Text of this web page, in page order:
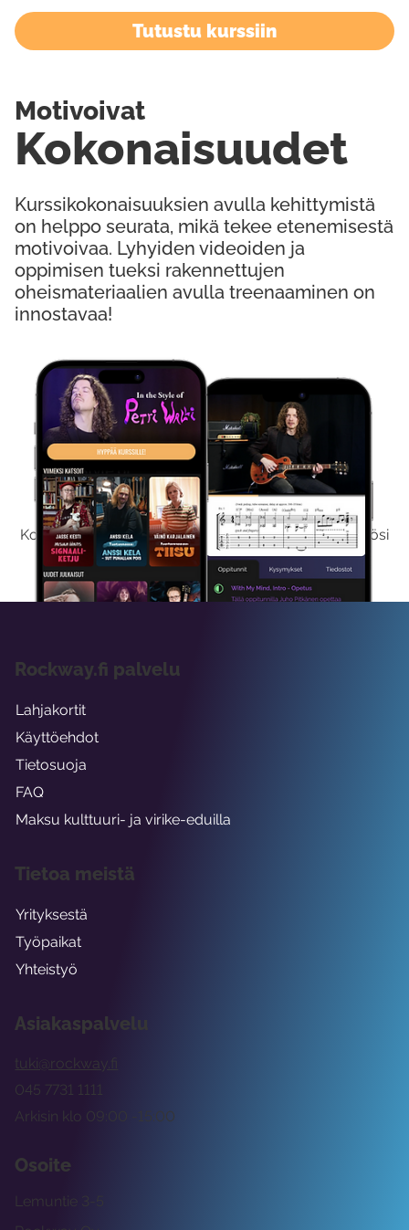
Kokeile Ilmaiseksi
Kokeilemalla ilmaiseksi saat koko sisältömme käyttöösi
viikon ajaksi.
Tutustu kurssiin
Kurssikokonaisuuksien avulla kehittymistä
on helppo seurata, mikä tekee etenemisestä
motivoivaa. Lyhyiden videoiden ja
oppimisen tueksi rakennettujen
oheismateriaalien avulla treenaaminen on
innostavaa!
Kokonaisuudet
Motivoivat
Asiakaspalvelu
tuki@rockway.fi
Arkisin klo 09:00 -15:00
045 7731 1111
Osoite
Lemuntie 3-5
Rockway.fi palvelu
Lahjakortit
Käyttöehdot
Tietosuoja
FAQ
Maksu kulttuuri- ja virike-eduilla
Tietoa meistä
Yrityksestä
Työpaikat
Yhteistyö